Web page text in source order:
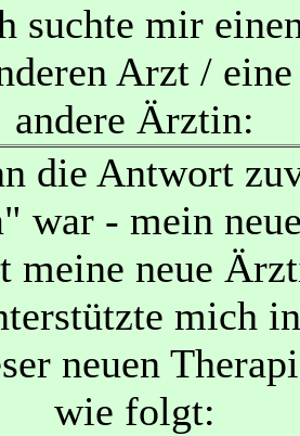
suchte mir
Arzt / eine
andere Ärztin:
die Antwort
war - mein
meine neue
mich in
neuen
wie folgt: